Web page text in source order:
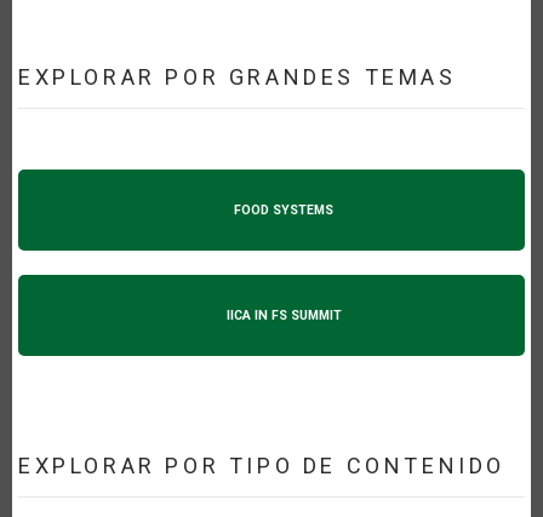
EXPLORAR POR GRANDES TEMAS
FOOD SYSTEMS
IICA IN FS SUMMIT
EXPLORAR POR TIPO DE CONTENIDO